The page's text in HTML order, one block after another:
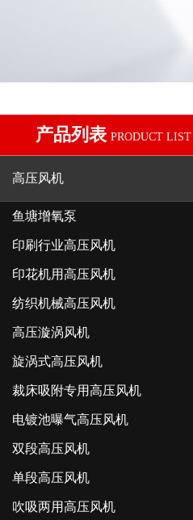
产品列表 PRODUCT LIST
高压风机
鱼塘增氧泵
印刷行业高压风机
印花机用高压风机
纺织机械高压风机
高压漩涡风机
旋涡式高压风机
裁床吸附专用高压风机
电镀池曝气高压风机
双段高压风机
单段高压风机
吹吸两用高压风机